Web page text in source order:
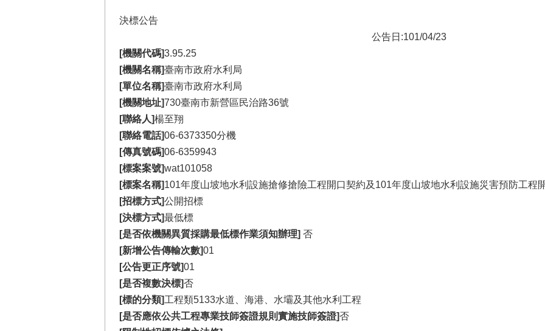
決標公告
公告日:101/04/23
[機關代碼]3.95.25
[機關名稱]臺南市政府水利局
[單位名稱]臺南市政府水利局
[機關地址]730臺南市新營區民治路36號
[聯絡人]楊至翔
[聯絡電話]06-6373350分機
[傳真號碼]06-6359943
[標案案號]wat101058
[標案名稱]101年度山坡地水利設施搶修搶險工程開口契約及101年度山坡地水利設施災害預防工程
[招標方式]公開招標
[決標方式]最低標
[是否依機關異質採購最低標作業須知辦理] 否
[新增公告傳輸次數]01
[公告更正序號]01
[是否複數決標]否
[標的分類]工程類5133水道、海港、水壩及其他水利工程
[是否應依公共工程專業技師簽證規則實施技師簽證]否